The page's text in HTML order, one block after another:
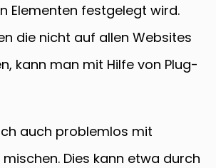
Elementen festgelegt wird.
die nicht auf allen Websites
kann man mit Hilfe von Plug-
auch problemlos mit
Dies kann etwa durch